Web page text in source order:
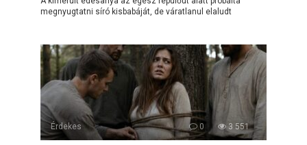
megnyugtatni síró kisbabáját, de váratlanul elaludt
Érdekes 0 3 551